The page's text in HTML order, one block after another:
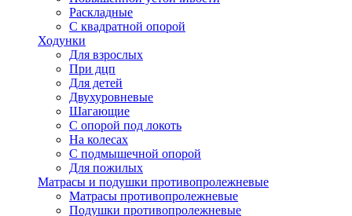
Раскладные
С квадратной опорой
Ходунки
Для взрослых
При дцп
Для детей
Двухуровневые
Шагающие
С опорой под локоть
На колесах
С подмышечной опорой
Для пожилых
Матрасы и подушки противопролежневые
Матрасы противопролежневые
Подушки противопролежневые